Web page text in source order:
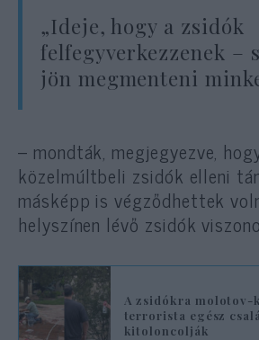
„Ideje, hogy a zsidók
felfegyverkezzenek –
jön megmenteni
– mondták, megjegyezve,
közelmúltbeli zsidók elleni
másképp is végződhettek
helyszínen lévő zsidók
A zsidókra
terrorista egész
kitoloncolják